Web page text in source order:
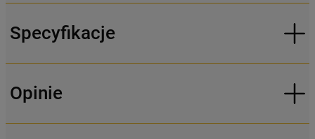
Specyfikacje
Opinie